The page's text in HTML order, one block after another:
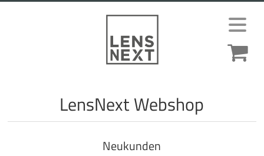
LensNext Webshop
Neukunden